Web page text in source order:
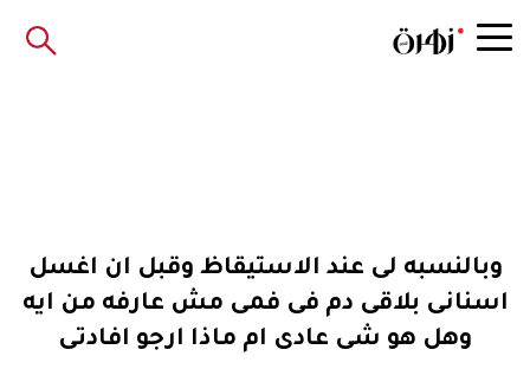
وبالنسبه لى عند الاستيقاظ وقبل ان اغسل
اسنانى بلاقى دم فى فمى مش عارفه من ايه
وهل هو شى عادى ام ماذا ارجو افادتى